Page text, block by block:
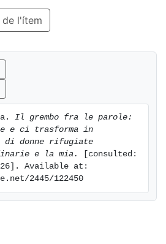
de l'ítem
Il grembo fra le parole:
e ci trasforma in
di donne rifugiate
e la mia.
[consulted:
Available at:
2445/122450